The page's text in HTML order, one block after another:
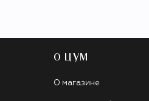
О ЦУМ
О магазине